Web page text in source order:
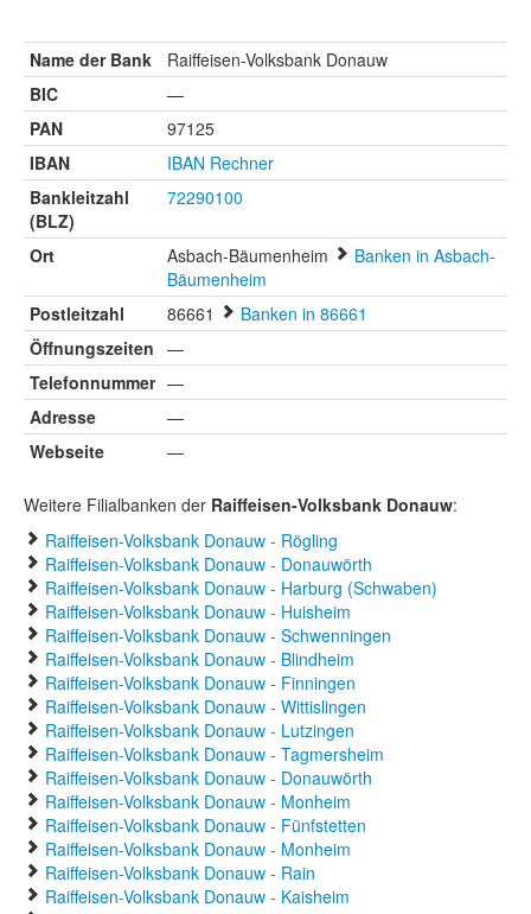
Name der Bank
Raiffeisen-Volksbank Donauw
BIC
—
PAN
97125
IBAN
IBAN Rechner
Bankleitzahl
(BLZ)
72290100
Ort Asbach-Bäumenheim
Banken in Asbach-
Bäumenheim
Postleitzahl
86661
Banken in 86661
Öffnungszeiten —
Telefonnummer —
Adresse
—
Webseite
—
Weitere Filialbanken der Raiffeisen-Volksbank Donauw:
Raiffeisen-Volksbank Donauw - Rögling
Raiffeisen-Volksbank Donauw - Donauwörth
Raiffeisen-Volksbank Donauw - Harburg (Schwaben)
Raiffeisen-Volksbank Donauw - Huisheim
Raiffeisen-Volksbank Donauw - Schwenningen
Raiffeisen-Volksbank Donauw - Blindheim
Raiffeisen-Volksbank Donauw - Finningen
Raiffeisen-Volksbank Donauw - Wittislingen
Raiffeisen-Volksbank Donauw - Lutzingen
Raiffeisen-Volksbank Donauw - Tagmersheim
Raiffeisen-Volksbank Donauw - Donauwörth
Raiffeisen-Volksbank Donauw - Monheim
Raiffeisen-Volksbank Donauw - Fünfstetten
Raiffeisen-Volksbank Donauw - Monheim
Raiffeisen-Volksbank Donauw - Rain
Raiffeisen-Volksbank Donauw - Kaisheim